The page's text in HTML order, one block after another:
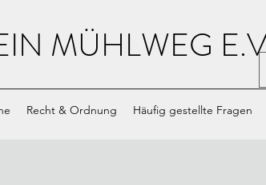
MÜHLWEG
Recht & Ordnung Häufig gestellte Fragen